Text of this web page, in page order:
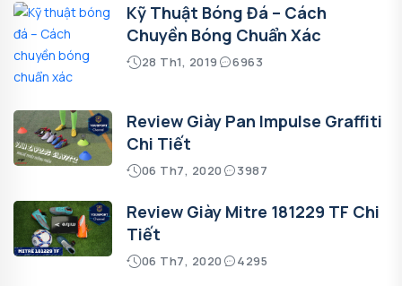
Kỹ Thuật Bóng Đá – Cách
Chuyền Bóng Chuẩn Xác
28 Th1, 2019 6963
Review Giày Pan Impulse Graffiti
Chi Tiết
06 Th7, 2020 3987
Review Giày Mitre 181229 TF Chi
Tiết
06 Th7, 2020 4295